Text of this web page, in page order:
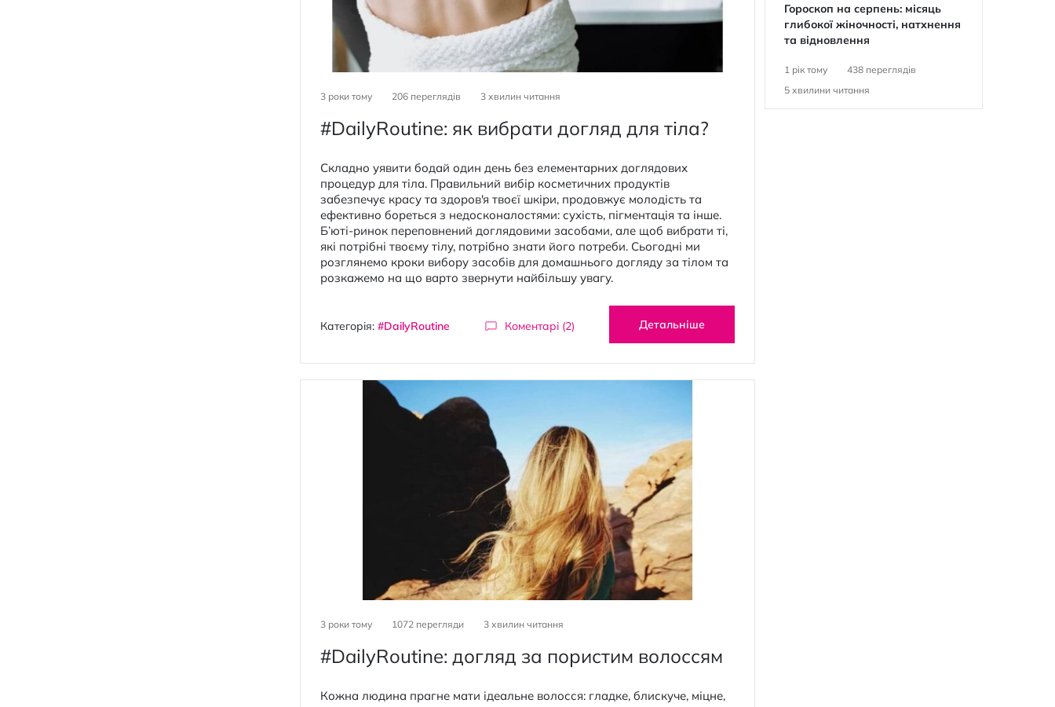
3 роки тому 206 переглядів 3 хвилин читання
#DailyRoutine: як вибрати догляд для тіла?
Складно уявити бодай один день без елементарних доглядових
процедур для тіла. Правильний вибір косметичних продуктів
забезпечує красу та здоров'я твоєї шкіри, продовжує молодість та
ефективно бореться з недосконалостями: сухість, пігментація та інше.
Б’юті-ринок переповнений доглядовими засобами, але щоб вибрати ті,
які потрібні твоєму тілу, потрібно знати його потреби. Сьогодні ми
розглянемо кроки вибору засобів для домашнього догляду за тілом та
розкажемо на що варто звернути найбільшу увагу.
Категорія: #DailyRoutine Коментарі (2) Детальніше
3 роки тому 1072 перегляди 3 хвилин читання
#DailyRoutine: догляд за пористим волоссям
Кожна людина прагне мати ідеальне волосся: гладке, блискуче, міцне,
Гороскоп на серпень: місяць
глибокої жіночності, натхнення
та відновлення
1 рік тому 438 переглядів
5 хвилини читання